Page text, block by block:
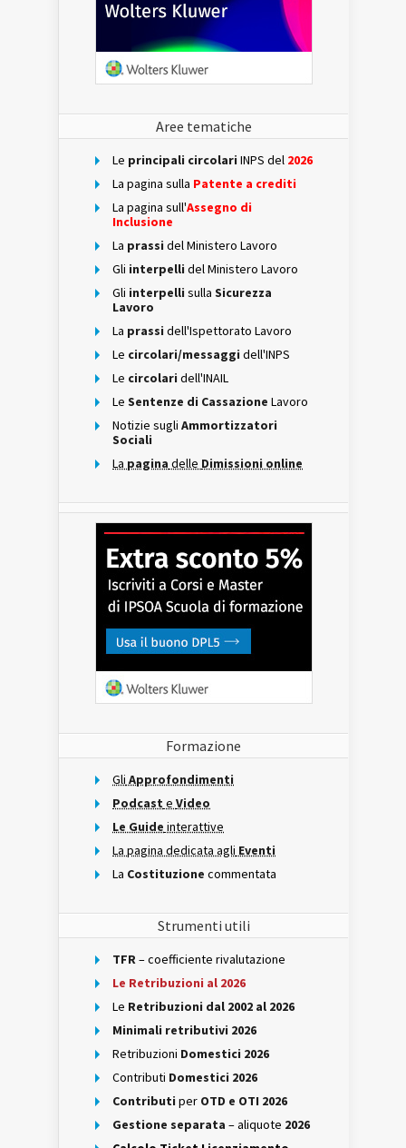
Aree tematiche
Le principali circolari INPS del 2026
La pagina sulla Patente a crediti
La pagina sull'Assegno di
Inclusione
La prassi del Ministero Lavoro
Gli interpelli del Ministero Lavoro
Gli interpelli sulla Sicurezza
Lavoro
La prassi dell'Ispettorato Lavoro
Le circolari/messaggi dell'INPS
Le circolari dell'INAIL
Le Sentenze di Cassazione Lavoro
Notizie sugli Ammortizzatori
Sociali
La pagina delle Dimissioni online
Formazione
Gli Approfondimenti
Podcast e Video
Le Guide interattive
La pagina dedicata agli Eventi
La Costituzione commentata
Strumenti utili
TFR– coefficiente rivalutazione
Le Retribuzioni al 2026
Le Retribuzioni dal 2002 al 2026
Minimali retributivi 2026
Retribuzioni Domestici 2026
Contributi Domestici 2026
Contributi per OTD e OTI 2026
Gestione separata – aliquote 2026